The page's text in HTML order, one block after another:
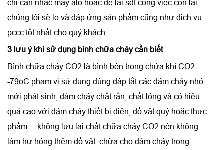
chỉ cần nhấc máy alo hoặc để lại sđt công việc còn lại
chúng tôi sẽ lo và đáp ứng sản phẩm cũng như dịch vụ
pccc tốt nhất cho quý khách.
3 lưu ý khi sử dụng bình chữa cháy cần biết
Bình chữa cháy CO2 là bình bên trong chứa khí CO2
-79oC phạm vi sử dụng dùng dập tắt các đám cháy nhỏ
mới phát sinh, đám cháy chất rắn, chất lỏng và có hiệu
quả cao với đám cháy thiết bị điện, đồ vật quý hoặc thực
phẩm… không lưu lại chất chữa cháy CO2 nên không
làm hư hỏng thêm đồ vật. chữa cho đám cháy trong